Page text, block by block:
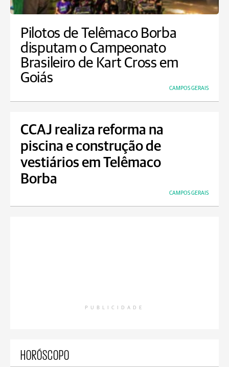
Pilotos de Telêmaco Borba
disputam o Campeonato
Brasileiro de Kart Cross em
Goiás
CAMPOS GERAIS
CCAJ realiza reforma na
piscina e construção de
vestiários em Telêmaco
Borba
CAMPOS GERAIS
PUBLICIDADE
HORÓSCOPO